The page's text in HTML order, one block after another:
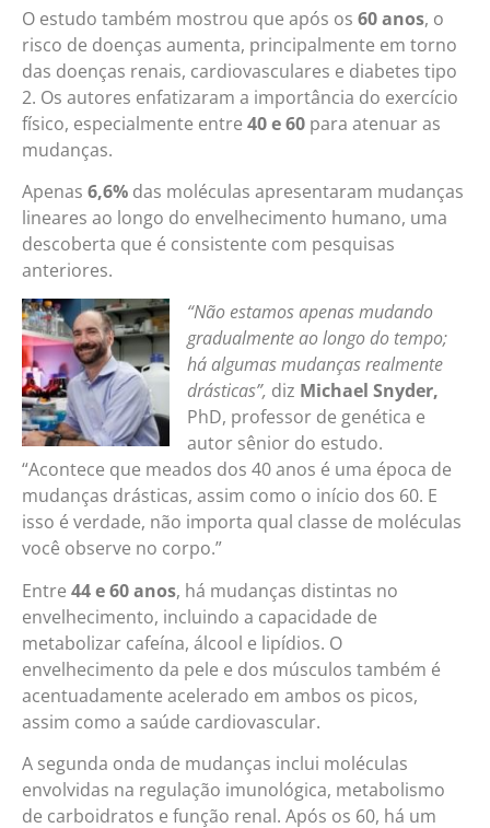
O estudo também mostrou que após os 60 anos, o
risco de doenças aumenta, principalmente em torno
das doenças renais, cardiovasculares e diabetes tipo
2. Os autores enfatizaram a importância do exercício
físico, especialmente entre 40 e 60 para atenuar as
mudanças.
Apenas 6,6% das moléculas apresentaram mudanças
lineares ao longo do envelhecimento humano, uma
descoberta que é consistente com pesquisas
anteriores.
“Não estamos apenas mudando
gradualmente ao longo do tempo;
há algumas mudanças realmente
drásticas”, diz Michael Snyder,
PhD, professor de genética e
autor sênior do estudo.
“Acontece que meados dos 40 anos é uma época de
mudanças drásticas, assim como o início dos 60. E
isso é verdade, não importa qual classe de moléculas
você observe no corpo.”
Entre 44 e 60 anos, há mudanças distintas no
envelhecimento, incluindo a capacidade de
metabolizar cafeína, álcool e lipídios. O
envelhecimento da pele e dos músculos também é
acentuadamente acelerado em ambos os picos,
assim como a saúde cardiovascular.
A segunda onda de mudanças inclui moléculas
envolvidas na regulação imunológica, metabolismo
de carboidratos e função renal. Após os 60, há um